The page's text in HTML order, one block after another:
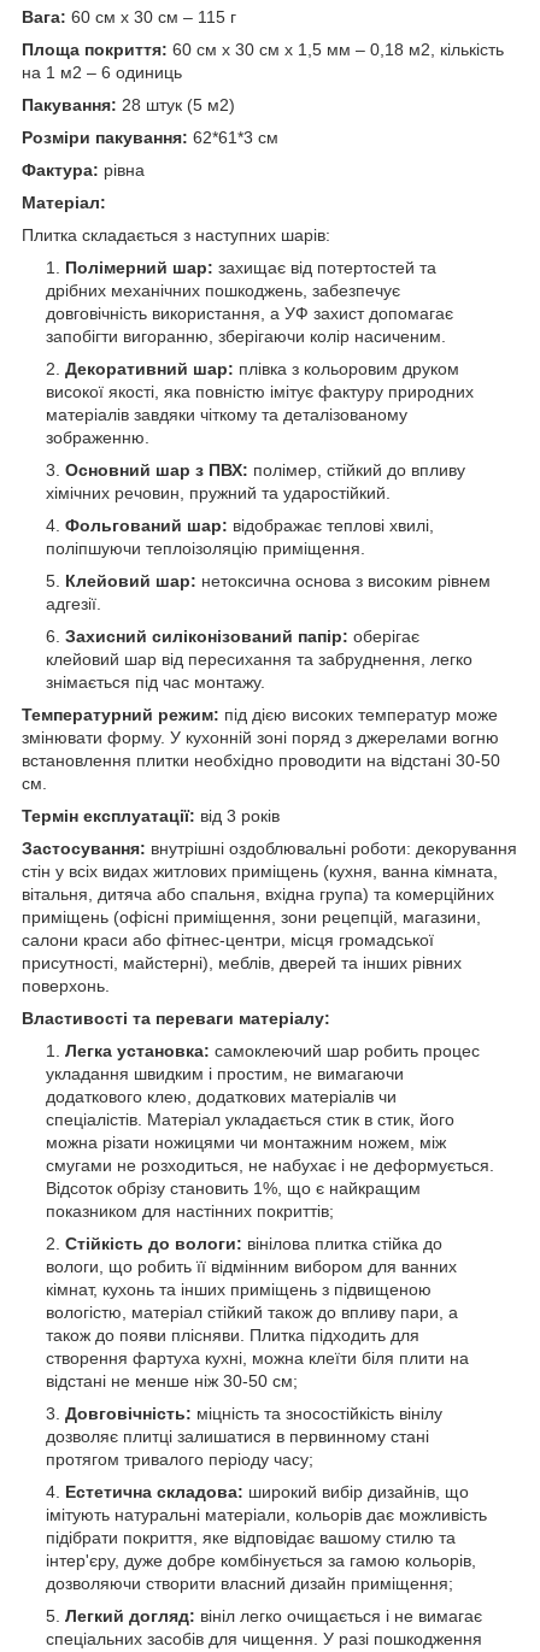
Вага: 60 см х 30 см – 115 г
Площа покриття: 60 см х 30 см х 1,5 мм – 0,18 м2 , кількість
на 1 м2 – 6 одиниць
Пакування: 28 штук (5 м2)
Розміри пакування: 62*61*3 см
Фактура: рівна
Матеріал:
Плитка складається з наступних шарів:
Полімерний шар: захищає від потертостей та
дрібних механічних пошкоджень, забезпечує
довговічність використання, а УФ захист допомагає
запобігти вигоранню, зберігаючи колір насиченим.
Декоративний шар: плівка з кольоровим друком
високої якості, яка повністю імітує фактуру природних
матеріалів завдяки чіткому та деталізованому
зображенню.
Основний шар з ПВХ: полімер, стійкий до впливу
хімічних речовин, пружний та ударостійкий.
Фольгований шар: відображає теплові хвилі,
поліпшуючи теплоізоляцію приміщення.
Клейовий шар: нетоксична основа з високим рівнем
адгезії.
Захисний силіконізований папір: оберігає
клейовий шар від пересихання та забруднення, легко
знімається під час монтажу.
Температурний режим: під дією високих температур може
змінювати форму. У кухонній зоні поряд з джерелами вогню
встановлення плитки необхідно проводити на відстані 30-50
см.
Термін експлуатації: від 3 років
Застосування: внутрішні оздоблювальні роботи: декорування
стін у всіх видах житлових приміщень (кухня, ванна кімната,
вітальня, дитяча або спальня, вхідна група) та комерційних
приміщень (офісні приміщення, зони рецепцій, магазини,
салони краси або фітнес-центри, місця громадської
присутності, майстерні), меблів, дверей та інших рівних
поверхонь.
Властивості та переваги матеріалу:
Легка установка: самоклеючий шар робить процес
укладання швидким і простим, не вимагаючи
додаткового клею, додаткових матеріалів чи
спеціалістів. Матеріал укладається стик в стик, його
можна різати ножицями чи монтажним ножем, між
смугами не розходиться, не набухає і не деформується.
Відсоток обрізу становить 1%, що є найкращим
показником для настінних покриттів;
Стійкість до вологи: вінілова плитка стійка до
вологи, що робить її відмінним вибором для ванних
кімнат, кухонь та інших приміщень з підвищеною
вологістю, матеріал стійкий також до впливу пари, а
також до появи плісняви. Плитка підходить для
створення фартуха кухні, можна клеїти біля плити на
відстані не менше ніж 30-50 см;
Довговічність: міцність та зносостійкість вінілу
дозволяє плитці залишатися в первинному стані
протягом тривалого періоду часу;
Естетична складова: широкий вибір дизайнів, що
імітують натуральні матеріали, кольорів дає можливість
підібрати покриття, яке відповідає вашому стилю та
інтер'єру, дуже добре комбінується за гамою кольорів,
дозволяючи створити власний дизайн приміщення;
Легкий догляд: вініл легко очищається і не вимагає
спеціальних засобів для чищення. У разі пошкодження